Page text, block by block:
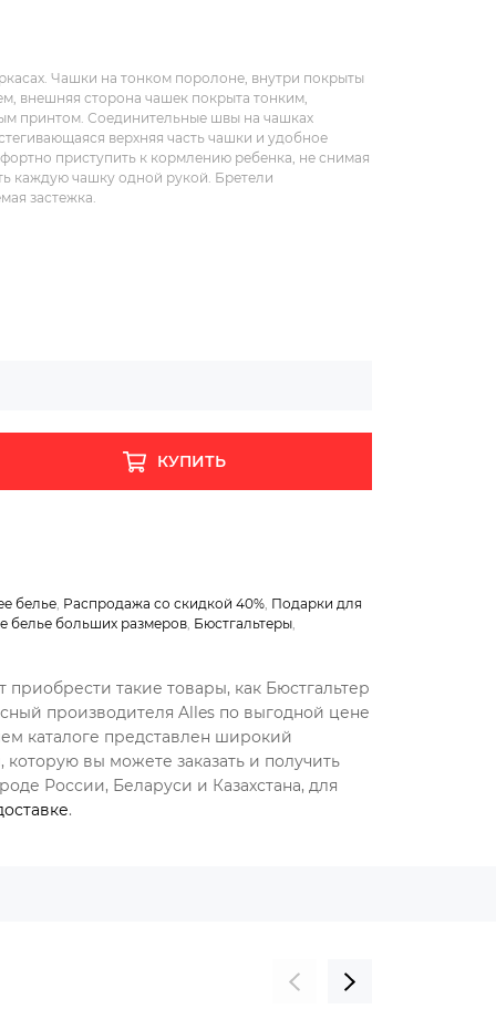
Чашки на тонком поролоне, внутри покрыты
внешняя сторона чашек покрыта тонким,
принтом. Соединительные швы на чашках
верхняя часть чашки и удобное
приступить к кормлению ребенка, не снимая
каждую чашку одной рукой. Бретели
застежка.
КУПИТЬ
белье, Распродажа со скидкой 40%, Подарки для
белье больших размеров, Бюстгальтеры,
приобрести такие товары, как Бюстгальтер
производителя Alles по выгодной цене
каталоге представлен широкий
вы можете заказать и получить
России, Беларуси и Казахстана, для
.